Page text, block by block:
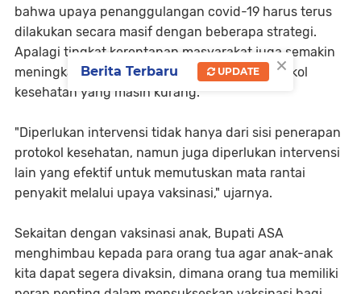
bahwa upaya penanggulangan covid-19 harus terus
dilakukan secara masif dengan beberapa strategi.
Apalagi tingkat kerentanan masyarakat juga semakin
meningkat yang disebabkan penerapan protokol
kesehatan yang masih kurang.
"Diperlukan intervensi tidak hanya dari sisi penerapan
protokol kesehatan, namun juga diperlukan intervensi
lain yang efektif untuk memutuskan mata rantai
penyakit melalui upaya vaksinasi," ujarnya.
Sekaitan dengan vaksinasi anak, Bupati ASA
menghimbau kepada para orang tua agar anak-anak
kita dapat segera divaksin, dimana orang tua memiliki
×
Berita Terbaru UPDATE